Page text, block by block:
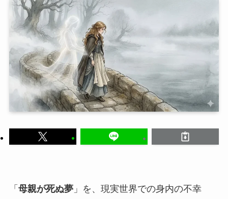
「 母親が死ぬ夢」を、現実世界での身内の不幸